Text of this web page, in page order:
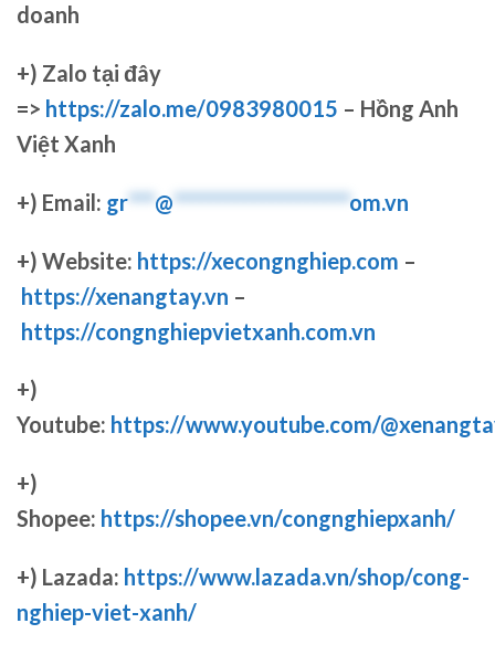
doanh
+) Zalo tại đây
=> https://zalo.me/0983980015 – Hồng Anh
Việt Xanh
+) Email: gr***@********************om.vn
+) Website: https://xecongnghiep.com –
https://xenangtay.vn –
https://congnghiepvietxanh.com.vn
+)
Youtube: https://www.youtube.com/
+)
Shopee: https://shopee.vn/congnghiepxanh/
+) Lazada: https://www.lazada.vn/shop/cong-
nghiep-viet-xanh/